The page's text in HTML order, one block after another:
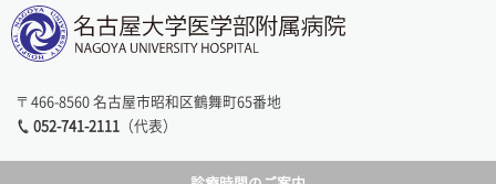
〒466-8560 名古屋市昭和区鶴舞町65番地
052-741-2111 （代表）